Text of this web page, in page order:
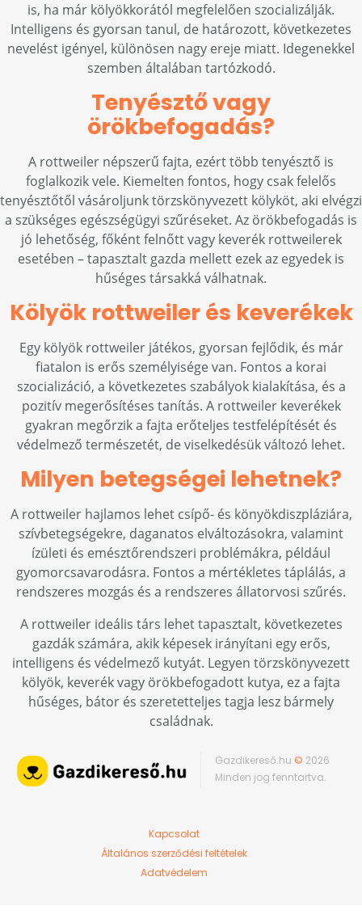
is, ha már kölyökkorától megfelelően szocializálják.
Intelligens és gyorsan tanul, de határozott, következetes
nevelést igényel, különösen nagy ereje miatt. Idegenekkel
szemben általában tartózkodó.
Tenyésztő vagy
örökbefogadás?
A rottweiler népszerű fajta, ezért több tenyésztő is
foglalkozik vele. Kiemelten fontos, hogy csak felelős
tenyésztőtől vásároljunk törzskönyvezett kölyköt, aki elvégzi
a szükséges egészségügyi szűréseket. Az örökbefogadás is
jó lehetőség, főként felnőtt vagy keverék rottweilerek
esetében – tapasztalt gazda mellett ezek az egyedek is
hűséges társakká válhatnak.
Kölyök rottweiler és keverékek
Egy kölyök rottweiler játékos, gyorsan fejlődik, és már
fiatalon is erős személyisége van. Fontos a korai
szocializáció, a következetes szabályok kialakítása, és a
pozitív megerősítéses tanítás. A rottweiler keverékek
gyakran megőrzik a fajta erőteljes testfelépítését és
védelmező természetét, de viselkedésük változó lehet.
Milyen betegségei lehetnek?
A rottweiler hajlamos lehet csípő- és könyökdiszpláziára,
szívbetegségekre, daganatos elváltozásokra, valamint
ízületi és emésztőrendszeri problémákra, például
gyomorcsavarodásra. Fontos a mértékletes táplálás, a
rendszeres mozgás és a rendszeres állatorvosi szűrés.
A rottweiler ideális társ lehet tapasztalt, következetes
gazdák számára, akik képesek irányítani egy erős,
intelligens és védelmező kutyát. Legyen törzskönyvezett
kölyök, keverék vagy örökbefogadott kutya, ez a fajta
hűséges, bátor és szeretetteljes tagja lesz bármely
családnak.
Gazdikereső.hu © 2026
Minden jog fenntartva.
Kapcsolat
Általános szerződési feltételek
Adatvédelem